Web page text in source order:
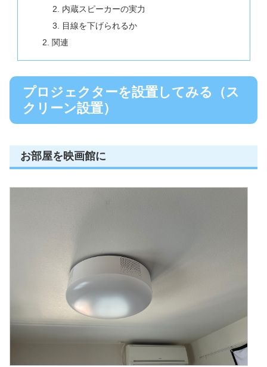
内蔵スピーカーの実力
目線を下げられるか
関連
プロジェクターを設置してみる（ス
クリーン設置）
お部屋を映画館に